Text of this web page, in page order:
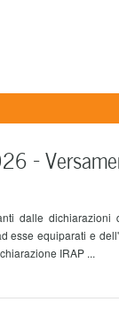
–
dalle
esse equiparati e
IRAP ...